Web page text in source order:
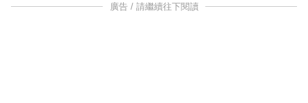
廣告 / 請繼續往下閱讀